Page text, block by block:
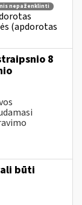
nepaženklinti
(apdorotas
8
būti